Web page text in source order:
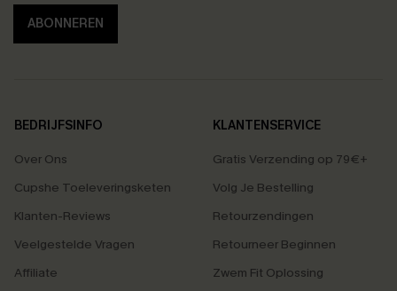
ABONNEREN
BEDRIJFSINFO
Over Ons
Cupshe Toeleveringsketen
Klanten-Reviews
Veelgestelde Vragen
Affiliate
KLANTENSERVICE
Gratis Verzending op 79€+
Volg Je Bestelling
Retourzendingen
Retourneer Beginnen
Zwem Fit Oplossing